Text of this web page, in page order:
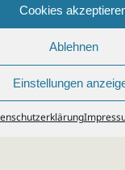
Cookies
Ablehnen
Einstellungen
Köln -